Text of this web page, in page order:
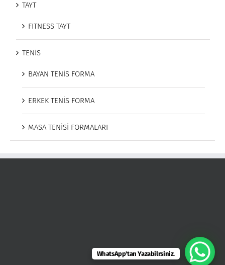
TAYT
FITNESS TAYT
TENİS
BAYAN TENİS FORMA
ERKEK TENİS FORMA
MASA TENİSİ FORMALARI
WhatsApp'tan Yazabilrsiniz.